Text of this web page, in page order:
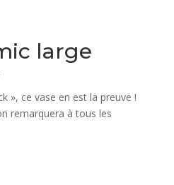
large
», ce vase en est la preuve !
remarquera à tous les